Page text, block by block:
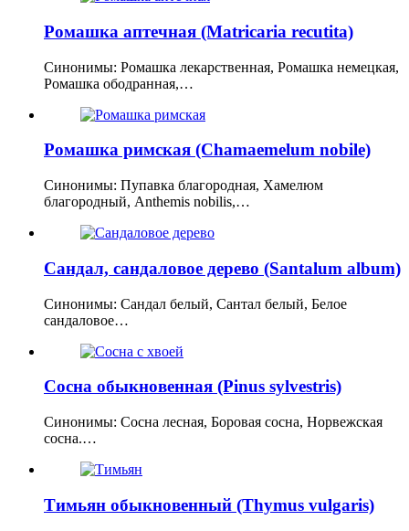
Ромашка аптечная (Matricaria recutita)
Синонимы: Ромашка лекарственная, Ромашка немецкая,
Ромашка ободранная,…
Ромашка римская (Chamaemelum nobile)
Синонимы: Пупавка благородная, Хамелюм
благородный, Anthemis nobilis,…
Сандал, сандаловое дерево (Santalum album)
Синонимы: Сандал белый, Сантал белый, Белое
сандаловое…
Сосна обыкновенная (Pinus sylvestris)
Синонимы: Сосна лесная, Боровая сосна, Норвежская
сосна.…
Тимьян обыкновенный (Thymus vulgaris)